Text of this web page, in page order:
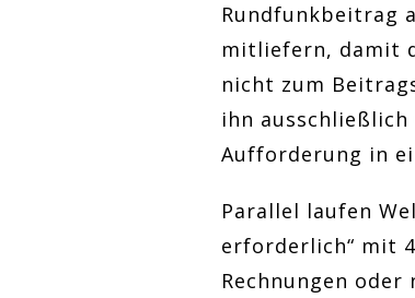
Rundfunkbeitrag
mitliefern, damit
nicht zum
ihn
Aufforderung in
Parallel laufen
erforderlich“ mit
Rechnungen oder